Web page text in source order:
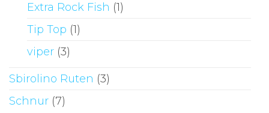
Extra Rock Fish (1)
Tip Top (1)
viper (3)
Sbirolino Ruten (3)
Schnur (7)